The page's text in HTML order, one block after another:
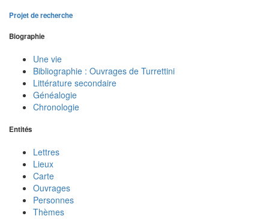
Projet de recherche
Biographie
Une vie
Bibliographie : Ouvrages de Turrettini
Littérature secondaire
Généalogie
Chronologie
Entités
Lettres
Lieux
Carte
Ouvrages
Personnes
Thèmes